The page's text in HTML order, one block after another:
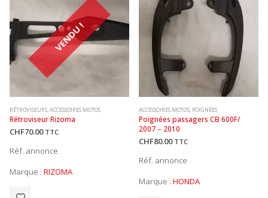
VENDU !
RÉTROVISEURS,ACCESSOIRES MOTOS
Rétroviseur Rizoma
CHF70.00 TTC
Réf. annonce
Marque : RIZOMA
ACCESSOIRES MOTOS, POIGNÉES
Poignées passagers CB 600F/
2007 – 2010
CHF80.00 TTC
Réf. annonce
Marque : HONDA